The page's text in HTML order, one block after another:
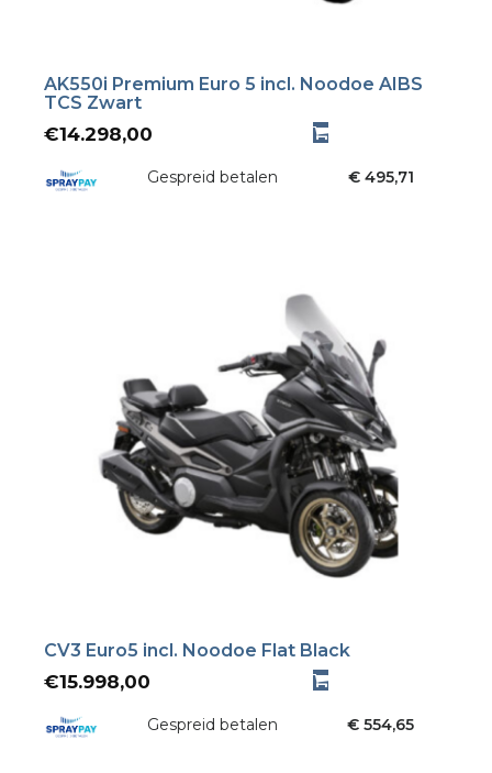
AK550i Premium Euro 5 incl. Noodoe AIBS
TCS Zwart
€14.298,00
Gespreid betalen € 495,71
CV3 Euro5 incl. Noodoe Flat Black
€15.998,00
Gespreid betalen € 554,65